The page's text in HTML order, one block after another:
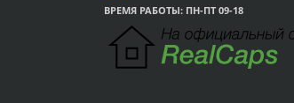
ВРЕМЯ РАБОТЫ: ПН-ПТ 09-18